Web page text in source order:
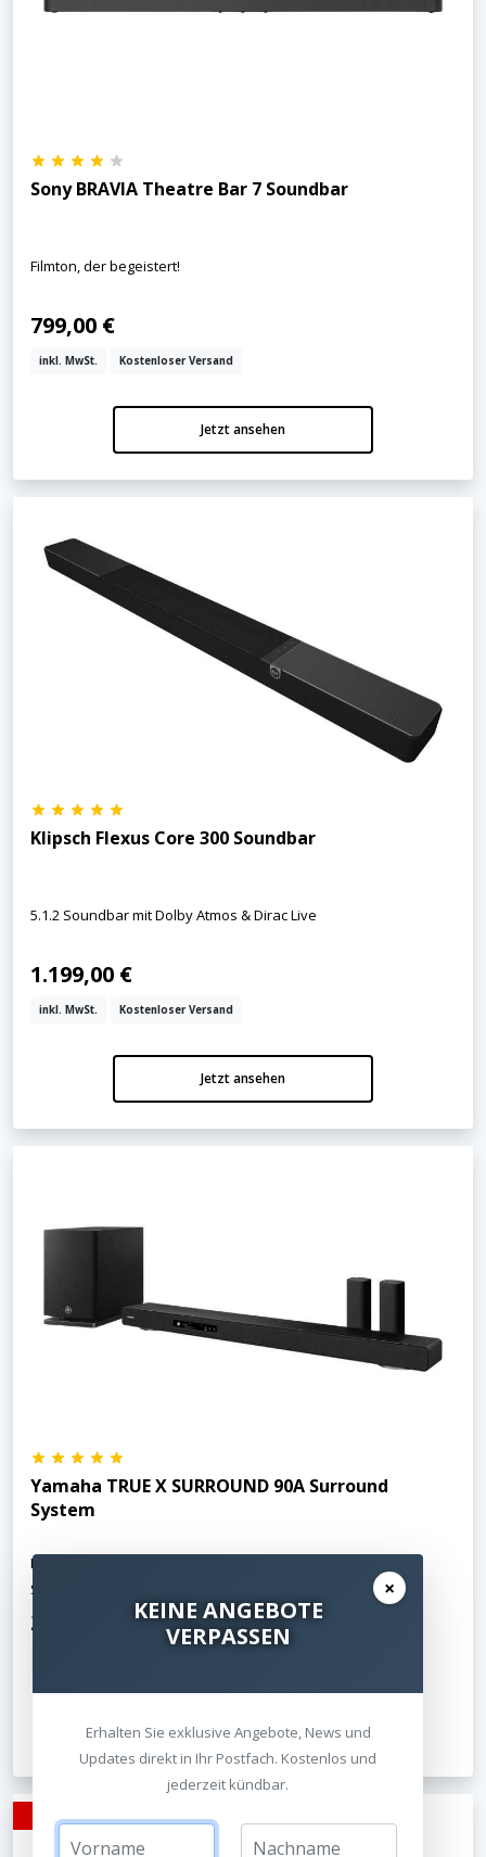
Sony BRAVIA Theatre Bar 7 Soundbar
Filmton, der begeistert!
799,00 €
inkl. MwSt. Kostenloser Versand
Jetzt ansehen
Klipsch Flexus Core 300 Soundbar
5.1.2 Soundbar mit Dolby Atmos & Dirac Live
1.199,00 €
inkl. MwSt. Kostenloser Versand
Jetzt ansehen
Yamaha TRUE X SURROUND 90A Surround
System
Echtes Dolby Atmos ► überragender Sound ✔ Wireless
Surround + Sub ✔
2.457,00 €
Jetzt ansehen
- 7%
×
KEINE ANGEBOTE
VERPASSEN
Erhalten Sie exklusive Angebote, News und
Updates direkt in Ihr Postfach. Kostenlos und
jederzeit kündbar.